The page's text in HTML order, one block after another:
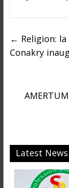
o
n
e
← Religion:
Conakry
Latest News